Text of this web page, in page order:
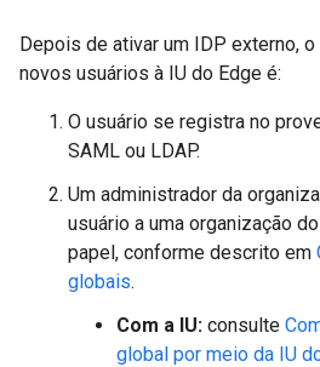
Depois de ativar um IDP externo,
novos usuários à IU do Edge é:
O usuário se registra no
SAML ou LDAP.
Um administrador da
usuário a uma organização
papel, conforme descrito em
globais.
Com a IU: consulte
global por meio da IU